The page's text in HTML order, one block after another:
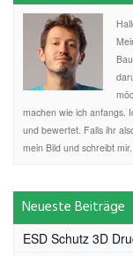
machen wie ich anfangs.
und bewertet. Falls ihr
mein Bild und schreibt
Neueste Beiträge
ESD Schutz 3D